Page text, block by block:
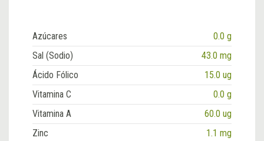
Azúcares
0.0 g
Sal (Sodio)
43.0 mg
Ácido Fólico
15.0 ug
Vitamina C
0.0 g
Vitamina A
60.0 ug
Zinc
1.1 mg